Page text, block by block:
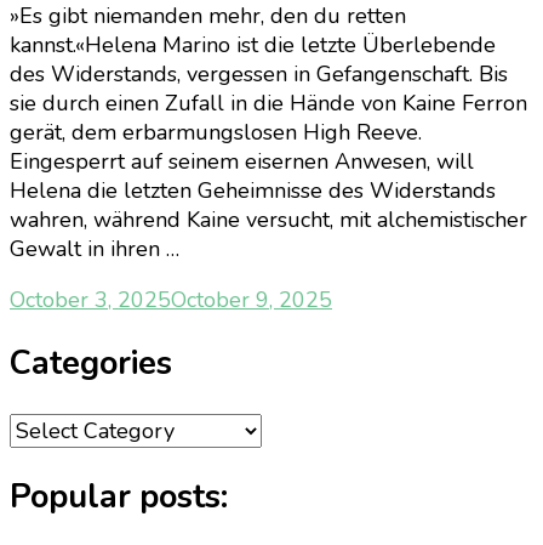
»Es gibt niemanden mehr, den du retten
kannst.«Helena Marino ist die letzte Überlebende
des Widerstands, vergessen in Gefangenschaft. Bis
sie durch einen Zufall in die Hände von Kaine Ferron
gerät, dem erbarmungslosen High Reeve.
Eingesperrt auf seinem eisernen Anwesen, will
Helena die letzten Geheimnisse des Widerstands
wahren, während Kaine versucht, mit alchemistischer
Gewalt in ihren …
October 3, 2025October 9, 2025
Categories
Categories
Popular posts: